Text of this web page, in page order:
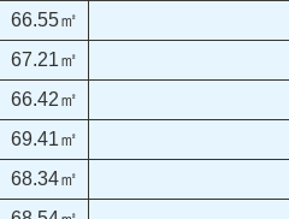
66.55㎡
67.21㎡
66.42㎡
69.41㎡
68.34㎡